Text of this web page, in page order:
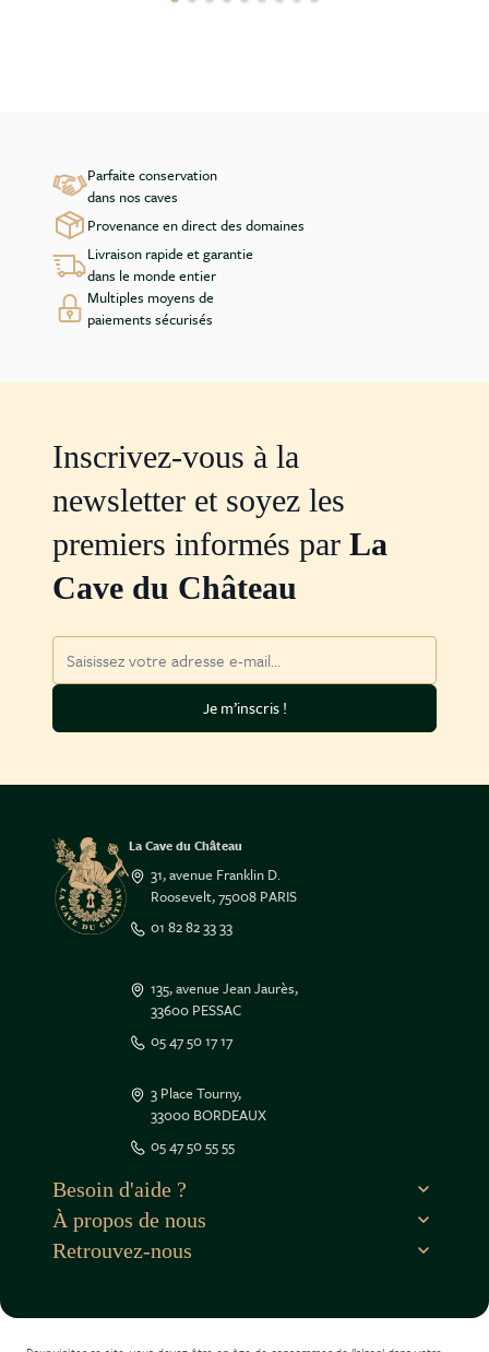
de ce site vous intéresse
aimerait bien vous accompagner
la suite, cliquez sur le lien
le pied de page.
Parfaite conservation
dans nos caves
Provenance en direct des domaines
Livraison rapide et garantie
dans le monde entier
Multiples moyens de
paiements sécurisés
Inscrivez-vous à la
newsletter et soyez les
premiers informés par La
Cave du Château
Je m’inscris !
La Cave du Château
31, avenue Franklin D.
Roosevelt, 75008 PARIS
01 82 82 33 33
135, avenue Jean Jaurès,
33600 PESSAC
05 47 50 17 17
3 Place Tourny,
33000 BORDEAUX
05 47 50 55 55
Besoin d'aide ?
À propos de nous
Retrouvez-nous